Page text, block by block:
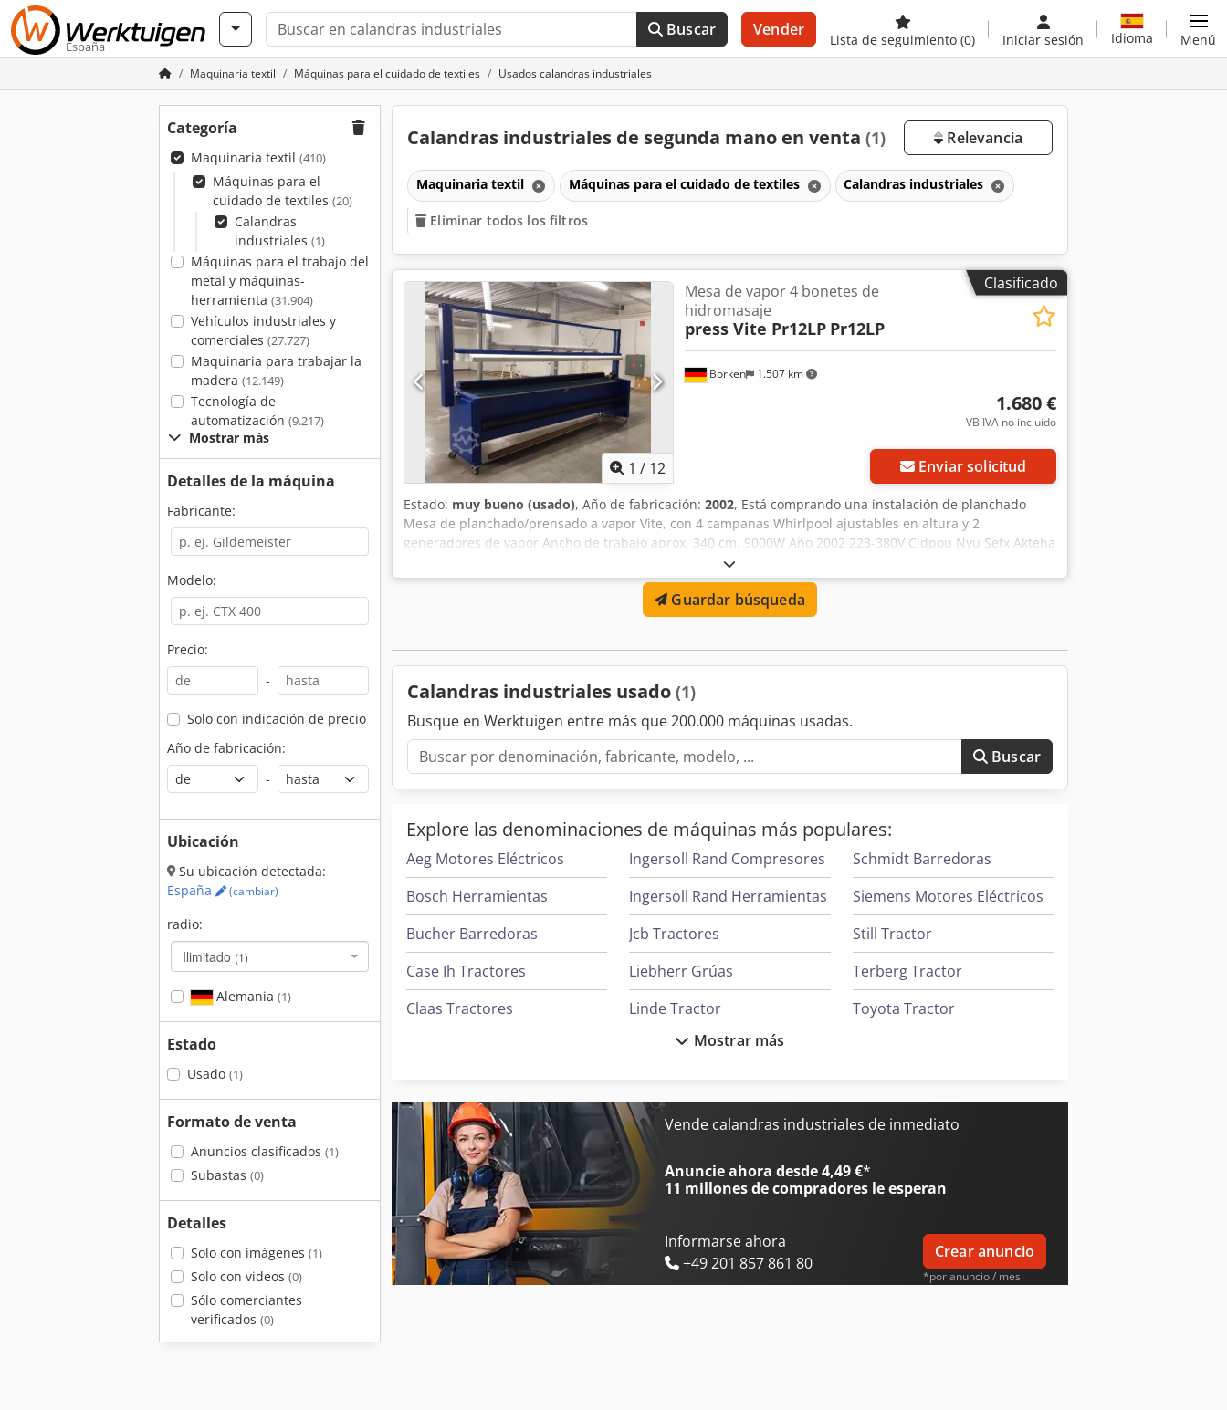
España
Buscar Vender
Lista de seguimiento (0) Iniciar sesión Idioma Menú
Maquinaria textil Máquinas para el cuidado de textiles Usados calandras industriales
Categoría
Maquinaria textil (410)
Máquinas para el
cuidado de textiles (20)
Calandras
industriales (1)
Máquinas para el trabajo del
metal y máquinas-
herramienta (31.904)
Vehículos industriales y
comerciales (27.727)
Maquinaria para trabajar la
madera (12.149)
Tecnología de
automatización (9.217)
Mostrar más
Detalles de la máquina
Fabricante:
Modelo:
Precio:
-
Solo con indicación de precio
Año de fabricación:
-
Ubicación
Su ubicación detectada:
España
(cambiar)
radio:
Ilimitado (1)
Alemania (1)
Estado
Usado (1)
Formato de venta
Anuncios clasificados (1)
Subastas (0)
Detalles
Solo con imágenes (1)
Solo con videos (0)
Sólo comerciantes
verificados (0)
Calandras industriales de segunda mano en venta (1) Relevancia
Maquinaria textil Máquinas para el cuidado de textiles Calandras industriales
Eliminar todos los filtros
Clasificado
1 / 12
Borken 1.507 km
Mesa de vapor 4 bonetes de
hidromasaje
press Vite Pr12LP Pr12LP
1.680 €
VB IVA no incluído
Enviar solicitud
Estado: muy bueno (usado), Año de fabricación: 2002, Está comprando una instalación de planchado
Mesa de planchado/prensado a vapor Vite, con 4 campanas Whirlpool ajustables en altura y 2
generadores de vapor Ancho de trabajo aprox. 340 cm, 9000W Año 2002 223-380V Cjdpou Nyu Sefx Akteha
Pr12LP Control GE VAT20 U20NOK7S ¡Encuentre más artículos en nuestra tienda!
Guardar búsqueda
Calandras industriales usado (1)
Busque en Werktuigen entre más que 200.000 máquinas usadas.
Buscar
Explore las denominaciones de máquinas más populares:
Aeg Motores Eléctricos
Bosch Herramientas
Bucher Barredoras
Case Ih Tractores
Claas Tractores
Fendt Tractores
Ge Ultrasonido
Ingersoll Rand Compresores
Ingersoll Rand Herramientas
Jcb Tractores
Liebherr Grúas
Linde Tractor
Mafi Tractor
Oms Flejadoras
Pramac Generadores
Schmidt Barredoras
Siemens Motores Eléctricos
Still Tractor
Terberg Tractor
Toyota Tractor
Mostrar más
Vende calandras industriales de inmediato
Anuncie ahora desde 4,49 €*
11 millones de compradores le esperan
Informarse ahora
+49 201 857 861 80
Crear anuncio
*por anuncio / mes